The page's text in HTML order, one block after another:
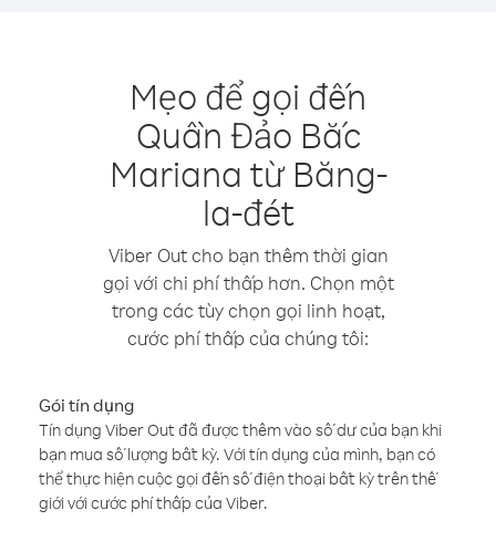
Mẹo để gọi đến
Quần Đảo Bắc
Mariana từ Băng-
la-đét
Viber Out cho bạn thêm thời gian
gọi với chi phí thấp hơn. Chọn một
trong các tùy chọn gọi linh hoạt,
cước phí thấp của chúng tôi:
Gói tín dụng
Tín dụng Viber Out đã được thêm vào số dư của bạn khi
bạn mua số lượng bất kỳ. Với tín dụng của mình, bạn có
thể thực hiện cuộc gọi đến số điện thoại bất kỳ trên thế
giới với cước phí thấp của Viber.